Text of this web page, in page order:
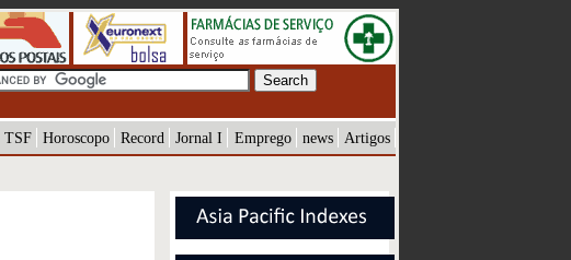
TSF Horoscopo Record Jornal I Emprego news Artigos